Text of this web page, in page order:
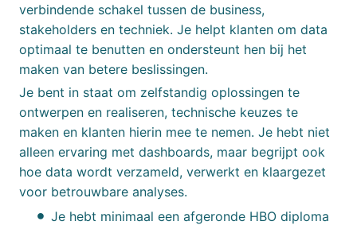
verbindende schakel tussen de business,
stakeholders en techniek. Je helpt klanten om data
optimaal te benutten en ondersteunt hen bij het
maken van betere beslissingen.
Je bent in staat om zelfstandig oplossingen te
ontwerpen en realiseren, technische keuzes te
maken en klanten hierin mee te nemen. Je hebt niet
alleen ervaring met dashboards, maar begrijpt ook
hoe data wordt verzameld, verwerkt en klaargezet
voor betrouwbare analyses.
Je hebt minimaal een afgeronde HBO diploma